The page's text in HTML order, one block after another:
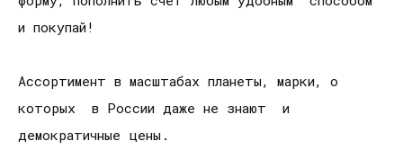
и покупай!
Ассортимент в масштабах планеты, марки, о
которых в России даже не знают и
демократичные цены.